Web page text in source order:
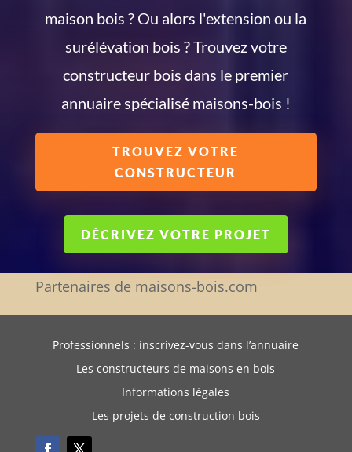
maison bois ? Ou alors l'extension ou la
surélévation bois ? Trouvez votre
constructeur bois dans le premier
annuaire spécialisé maisons-bois !
TROUVEZ VOTRE
CONSTRUCTEUR
DÉCRIVEZ VOTRE PROJET
Partenaires de maisons-bois.com
Professionnels : inscrivez-vous dans l’annuaire
Les constructeurs de maisons en bois
Informations légales
Les projets de construction bois